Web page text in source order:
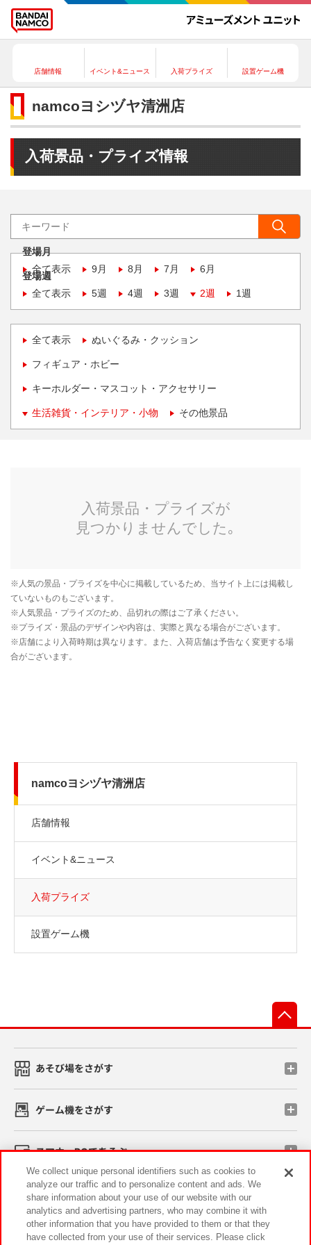
店舗情報 イベント&ニュース 入荷プライズ 設置ゲーム機
namcoヨシヅヤ清洲店
入荷景品・プライズ情報
登場月
全て表示
9月 8月 7月 6月
登場週
全て表示
5週 4週 3週 2週 1週
全て表示 ぬいぐるみ・クッション
フィギュア・ホビー
キーホルダー・マスコット・アクセサリー
生活雑貨・インテリア・小物 その他景品
namcoヨシヅヤ清洲店
店舗情報
イベント&ニュース
入荷プライズ
設置ゲーム機
あそび場をさがす
ゲーム機をさがす
スマホ・PCであそぶ
イベント・キャンペーン
We collect unique personal identifiers such as cookies to
analyze our traffic and to personalize content and ads. We
share information about your use of our website with our
analytics and advertising partners, who may combine it with
other information that you have provided to them or that they
have collected from your use of their services. Please click